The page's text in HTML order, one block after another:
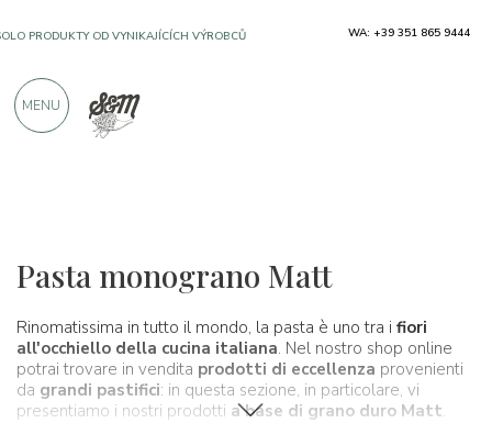
Pasta monograno Matt
Rinomatissima in tutto il mondo, la pasta è uno tra i fiori
all'occhiello della cucina italiana. Nel nostro shop online
potrai trovare in vendita prodotti di eccellenza provenienti
da grandi pastifici: in questa sezione, in particolare, vi
presentiamo i nostri prodotti a base di grano duro Matt.
PRODUKTY OD VYNIKAJÍCÍCH VÝROBCŮ
NEŽ 900 POZITIVNÍCH RECENZÍ
WA: +39 351 865 9444
MENU